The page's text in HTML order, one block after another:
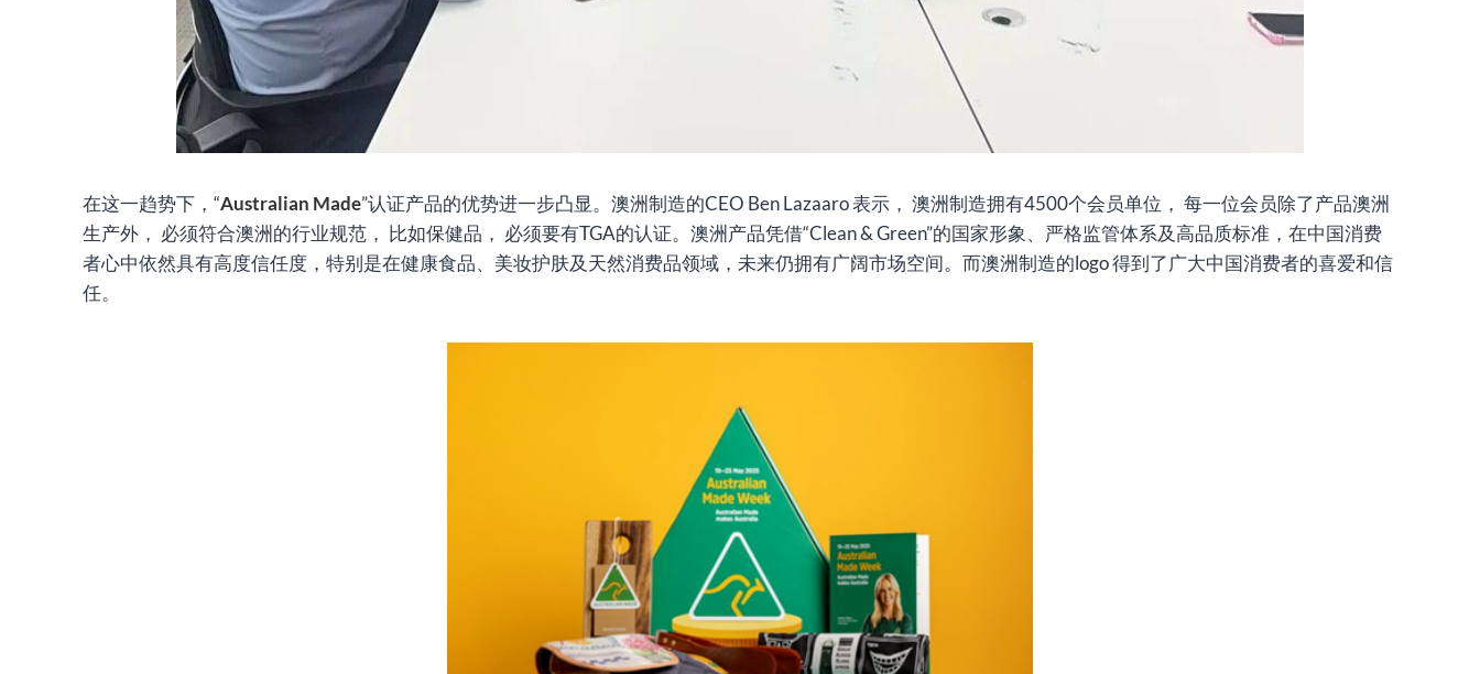
在这一趋势下，“Australian Made”认证产品的优势进一步凸显。澳洲制造的CEO Ben Lazaaro 表示， 澳洲制造拥有4500个会员单位， 每一位会员除了产品澳洲
生产外， 必须符合澳洲的行业规范， 比如保健品， 必须要有TGA的认证。澳洲产品凭借“Clean & Green”的国家形象、严格监管体系及高品质标准，在中国消费
者心中依然具有高度信任度，特别是在健康食品、美妆护肤及天然消费品领域，未来仍拥有广阔市场空间。而澳洲制造的logo 得到了广大中国消费者的喜爱和信
任。